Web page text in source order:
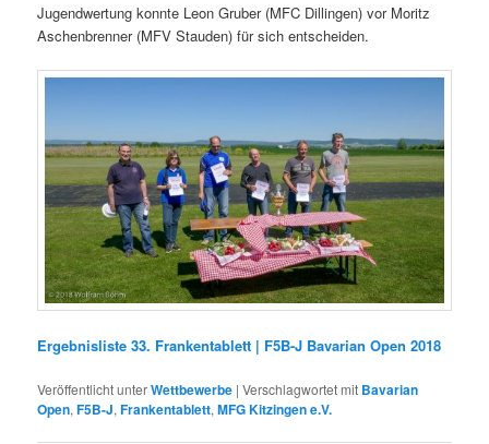
Jugendwertung konnte Leon Gruber (MFC Dillingen) vor Moritz
Aschenbrenner (MFV Stauden) für sich entscheiden.
Ergebnisliste 33. Frankentablett | F5B-J Bavarian Open 2018
Veröffentlicht unterWettbewerbe |Verschlagwortet mit Bavarian
Open,F5B-J,Frankentablett,MFG Kitzingen e.V.